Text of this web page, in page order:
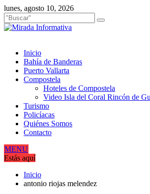
Saltar
al
contenido
lunes, agosto 10, 2026
Inicio
Bahía de Banderas
Puerto Vallarta
Compostela
Hoteles de Compostela
Video Isla del Coral Rincón de
Turismo
Policíacas
Quiénes Somos
Contacto
MENU
Estás aquí
Inicio
antonio riojas melendez